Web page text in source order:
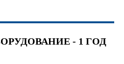
- 1 ГОД